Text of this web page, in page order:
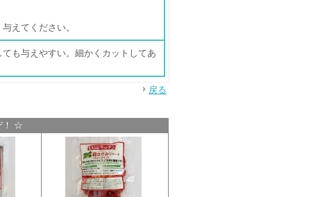
えてください。
も与えやすい。細かくカットしてあ
戻る
！ ☆